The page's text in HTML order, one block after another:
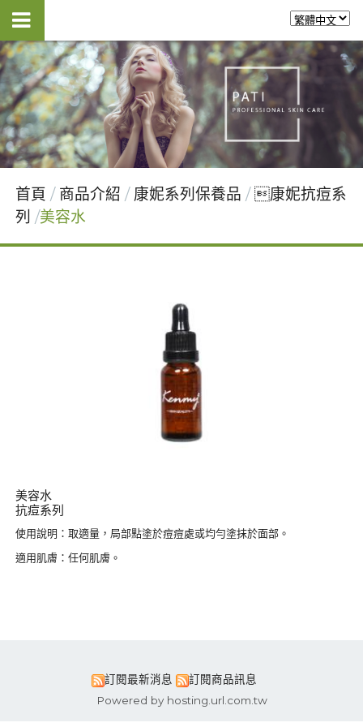
首頁 商品介紹 康妮系列保養品
康妮抗痘系
列
美容水
美容水
抗痘系列
使用說明：取適量，局部點塗於痘痘處或均勻塗抹於面部。
適用肌膚：任何肌膚。
訂閱最新消息
訂閱商品訊息
Powered by hosting.url.com.tw